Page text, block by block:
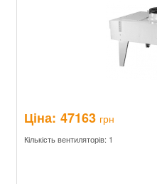
Ціна: 47163 грн
Кількість вентиляторів: 1